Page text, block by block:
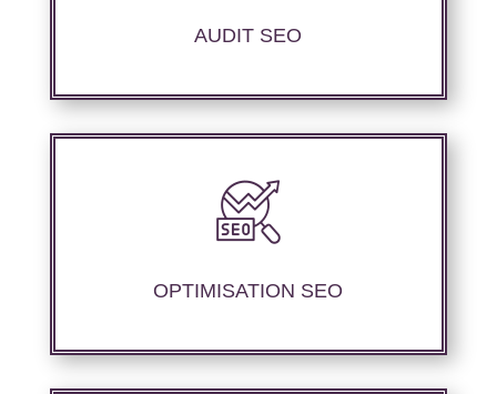
AUDIT SEO
OPTIMISATION SEO
Nous offrons des services d’optimisation
technique de site web, d’ajustement de
performances de référencement.